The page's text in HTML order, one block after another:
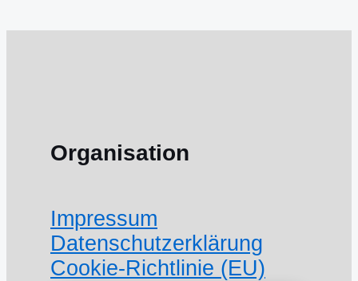
Organisation
Impressum
Datenschutzerklärung
Cookie-Richtlinie (EU)